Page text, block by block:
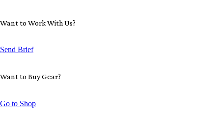
Want to Work With Us?
Send Brief
Want to Buy Gear?
Go to Shop